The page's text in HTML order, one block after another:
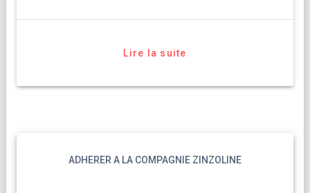
Lire la suite
ADHERER A LA COMPAGNIE ZINZOLINE